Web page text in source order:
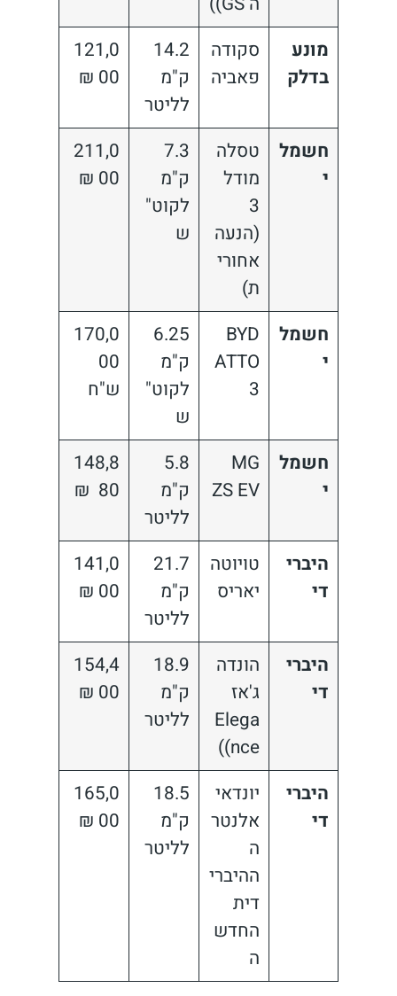
מונע
בדלק
סקודה
פאביה
14.2
ק"מ
לליטר
121,0
00 ₪
חשמל
י
טסלה
מודל
3
(הנעה
אחורי
ת)
7.3
ק"מ
לקוט"
ש
211,0
00 ₪
חשמל
י
BYD
ATTO
3
6.25
ק"מ
לקוט"
ש
170,0
00
ש"ח
חשמל
י
MG
ZS EV
5.8
ק"מ
לליטר
148,8
80 ₪
היברי
די
טויוטה
יאריס
21.7
ק"מ
לליטר
141,0
00 ₪
היברי
די
הונדה
ג'אז
Elega
nce))
18.9
ק"מ
לליטר
154,4
00 ₪
היברי
די
יונדאי
אלנטר
ה
ההיברי
דית
החדש
ה
18.5
ק"מ
לליטר
165,0
00 ₪